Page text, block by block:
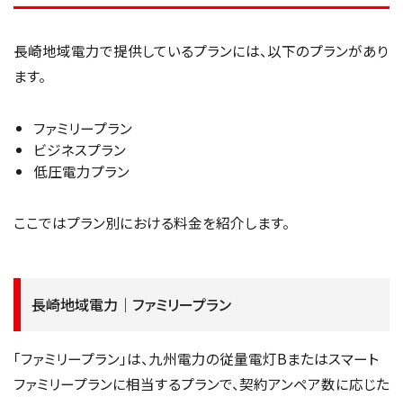
長崎地域電力で提供しているプランには、以下のプランがあり
ます。
ファミリープラン
ビジネスプラン
低圧電力プラン
ここではプラン別における料金を紹介します。
長崎地域電力｜ファミリープラン
「ファミリープラン」は、九州電力の従量電灯Bまたはスマート
ファミリープランに相当するプランで、契約アンペア数に応じた